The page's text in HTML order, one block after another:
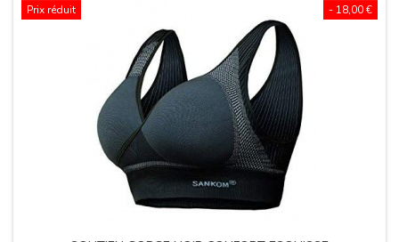
- 18,00 €
Prix réduit